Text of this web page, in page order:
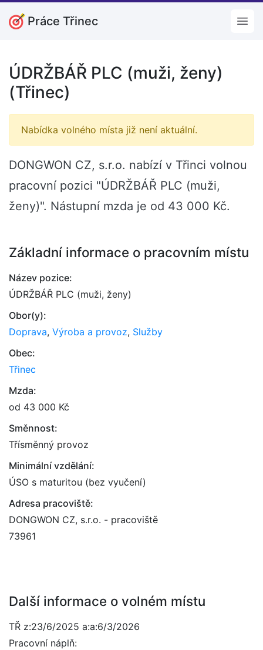
Práce Třinec
ÚDRŽBÁŘ PLC (muži, ženy)
(Třinec)
Nabídka volného místa již není aktuální.
DONGWON CZ, s.r.o. nabízí v Třinci volnou
pracovní pozici "ÚDRŽBÁŘ PLC (muži,
ženy)". Nástupní mzda je od 43 000 Kč.
Základní informace o pracovním místu
Název pozice:
ÚDRŽBÁŘ PLC (muži, ženy)
Obor(y):
Doprava, Výroba a provoz, Služby
Obec:
Třinec
Mzda:
od 43 000 Kč
Směnnost:
Třísměnný provoz
Minimální vzdělání:
ÚSO s maturitou (bez vyučení)
Adresa pracoviště:
DONGWON CZ, s.r.o. - pracoviště
73961
Další informace o volném místu
TŘ z:23/6/2025 a:a:6/3/2026
Pracovní náplň: